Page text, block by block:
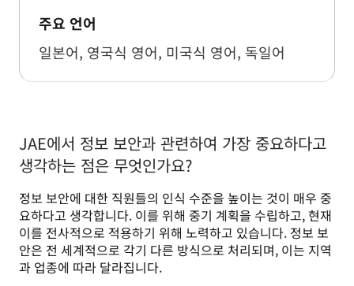
주요 언어
일본어, 영국식 영어, 미국식 영어, 독일어
JAE에서 정보 보안과 관련하여 가장 중요하다고
생각하는 점은 무엇인가요?
정보 보안에 대한 직원들의 인식 수준을 높이는 것이 매우 중
요하다고 생각합니다. 이를 위해 중기 계획을 수립하고, 현재
이를 전사적으로 적용하기 위해 노력하고 있습니다. 정보 보
안은 전 세계적으로 각기 다른 방식으로 처리되며, 이는 지역
과 업종에 따라 달라집니다.